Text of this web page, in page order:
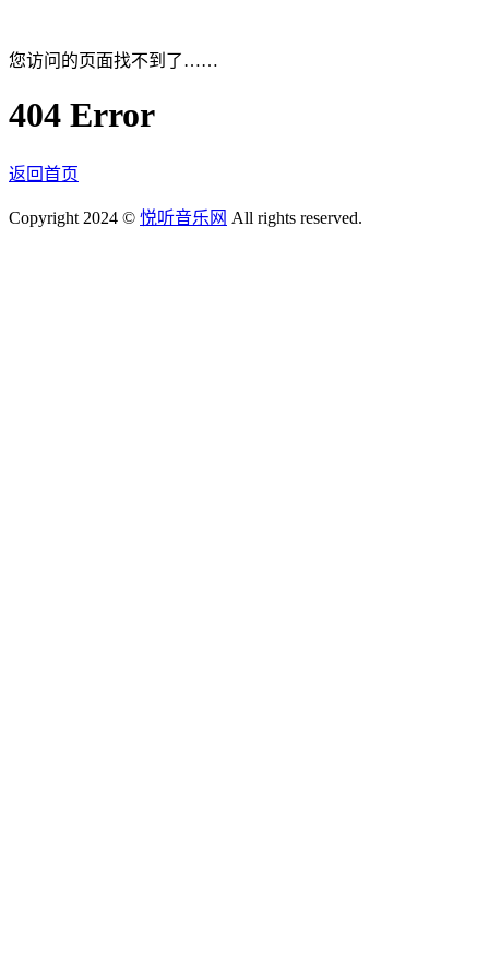
您访问的页面找不到了……
404 Error
返回首页
Copyright 2024 © 悦听音乐网 All rights reserved.